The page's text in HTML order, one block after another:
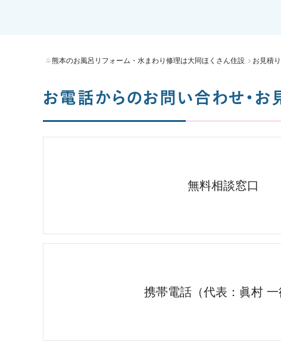
熊本のお風呂リフォーム・水まわり修理は大同ほくさん住設 お見積
お電話からのお問い合わせ・お
無料相談窓口
携帯電話（代表：眞村 一